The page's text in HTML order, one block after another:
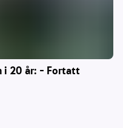
i 20 år: – Fortatt